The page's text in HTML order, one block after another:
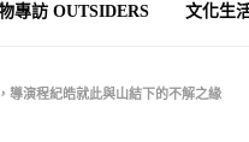
專訪 OUTSIDERS 文化生
導演程紀皓就此與山結下的不解之緣